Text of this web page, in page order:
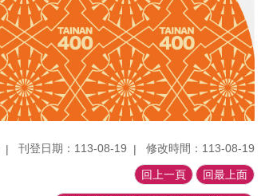
刊登日期：113-08-19 修改時間：113-08-19
回上一頁 回最上面